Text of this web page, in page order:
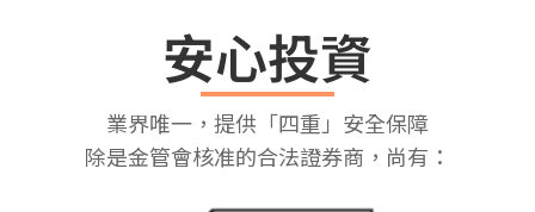
安心投資
業界唯一，提供「四重」安全保障
除是金管會核准的合法證券商，尚有：